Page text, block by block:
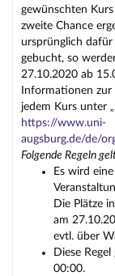
gewünschten
zweite Chance
ursprünglich
gebucht, so
27.10.2020 ab
Informationen
jedem Kurs unter
https://www.uni-
augsburg.de/de/
Folgende Regeln
Es wird
Die Plätze
am
evtl. über
Diese
00:00.